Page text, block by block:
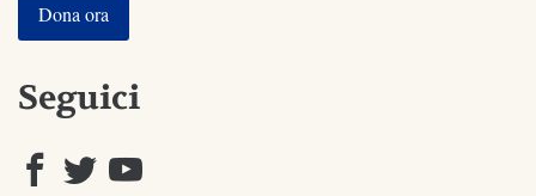
Dona ora
Seguici